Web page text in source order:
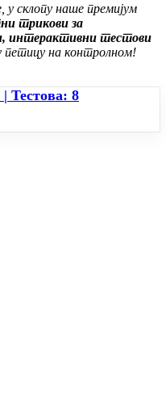
склопу наше премијум
трикови за
интерактивни тестови
петицу на контролном!
| Тестова: 8